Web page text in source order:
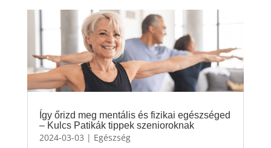
Így őrizd meg mentális és fizikai egészséged
– Kulcs Patikák tippek szenioroknak
2024-03-03 | Egészség